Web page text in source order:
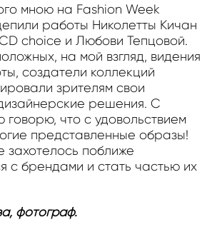
мною на Fashion Week
работы Николетты Кичан
choice и Любови Тепцовой.
на мой взгляд, видения
создатели коллекций
зрителям свои
решения. С
говорю, что с удовольствием
представленные образы!
захотелось поближе
с брендами и стать частью их
фотограф.